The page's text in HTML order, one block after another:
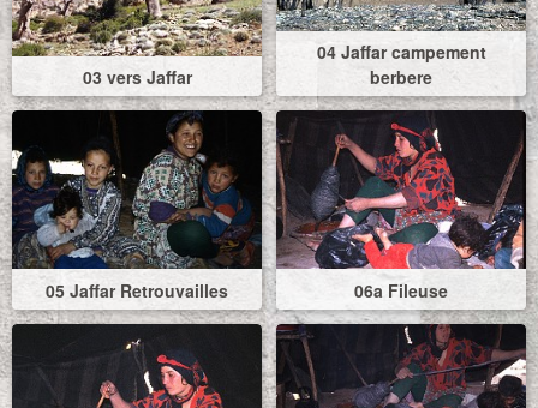
03 vers Jaffar
04 Jaffar campement
berbere
05 Jaffar Retrouvailles 06a Fileuse